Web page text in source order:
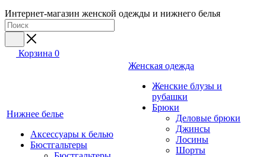
Интернет-магазин женской одежды и нижнего белья
Корзина 0
Нижнее белье
Аксессуары к белью
Бюстгальтеры
Женская одежда
Женские блузы и
рубашки
Брюки
Деловые брюки
Джинсы
Лосины
Шорты